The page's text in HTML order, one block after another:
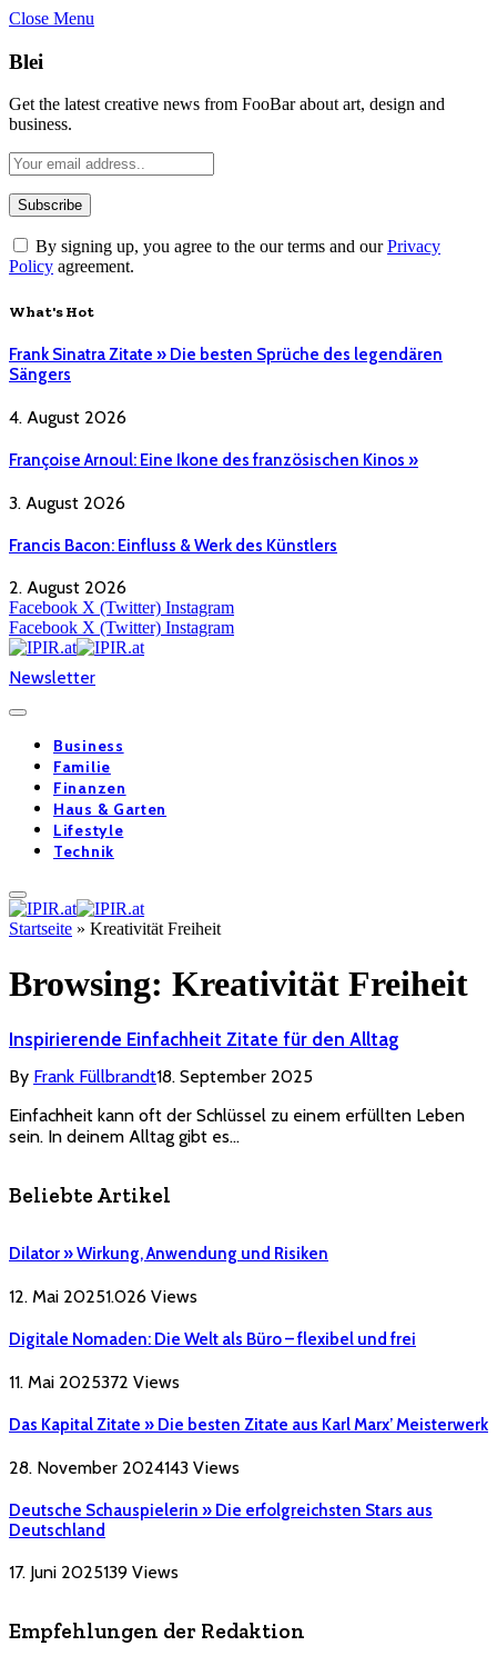
Close Menu
Blei
Get the latest creative news from FooBar about art, design and
business.
By signing up, you agree to the our terms and ourPrivacy
Policy agreement.
What's Hot
Frank Sinatra Zitate » Die besten Sprüche des legendären
Sängers
4. August 2026
Françoise Arnoul: Eine Ikone des französischen Kinos »
3. August 2026
Francis Bacon: Einfluss & Werk des Künstlers
2. August 2026
Facebook X (Twitter) Instagram
Facebook X (Twitter) Instagram
Newsletter
Business
Familie
Finanzen
Haus & Garten
Lifestyle
Technik
Startseite » Kreativität Freiheit
Browsing: Kreativität Freiheit
Inspirierende Einfachheit Zitate für den Alltag
By Frank Füllbrandt18. September 2025
Einfachheit kann oft der Schlüssel zu einem erfüllten Leben
sein. In deinem Alltag gibt es…
Beliebte Artikel
Dilator » Wirkung, Anwendung und Risiken
12. Mai 20251.026 Views
Digitale Nomaden: Die Welt als Büro – flexibel und frei
11. Mai 2025372 Views
Das Kapital Zitate » Die besten Zitate aus Karl Marx’ Meisterwerk
28. November 2024143 Views
Deutsche Schauspielerin » Die erfolgreichsten Stars aus
Deutschland
17. Juni 2025139 Views
Empfehlungen der Redaktion